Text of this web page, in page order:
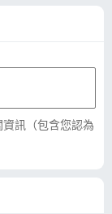
訊（包含您認為